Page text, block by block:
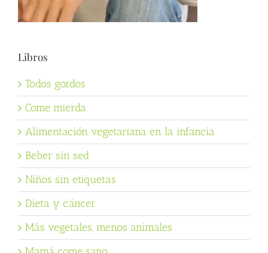
Libros
Todos gordos
Come mierda
Alimentación vegetariana en la infancia
Beber sin sed
Niños sin etiquetas
Dieta y cáncer
Más vegetales, menos animales